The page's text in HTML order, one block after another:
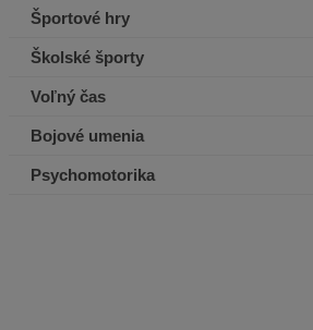
Športové hry
Školské športy
Voľný čas
Bojové umenia
Psychomotorika